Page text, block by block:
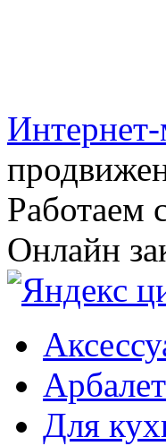
Работаем
Онлайн
Для